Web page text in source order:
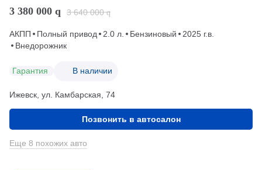
3 380 000 q 3 640 000 q
АКПП Полный привод 2.0 л. Бензиновый
2025 г.в.
Внедорожник
Гарантия В наличии
Ижевск, ул. Камбарская, 74
Позвонить в автосалон
Еще 8 похожих авто